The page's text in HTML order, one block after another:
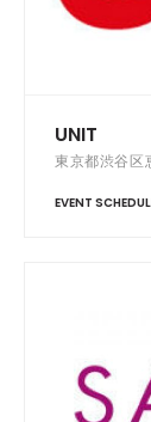
UNIT
東京都渋谷
EVENT